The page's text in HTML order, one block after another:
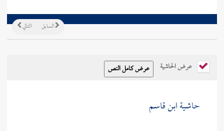
التالي السابق
عرض الحاشية
حاشية ابن قاسم